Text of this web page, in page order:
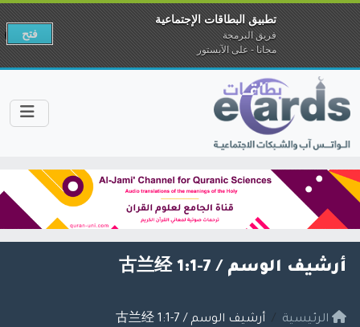
أرشيف الوسم / 古兰经 1:1-7
الرئيسية أرشيف الوسم / 古兰经 1:1-7
تطبيق البطاقات الإجتماعية
فريق البرمجة
مجانا - على الآبستور
فتح